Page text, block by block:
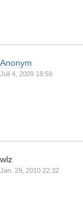
Anonym
Juli 4, 2009 18:59
wlz
Jan. 29, 2010 22:32